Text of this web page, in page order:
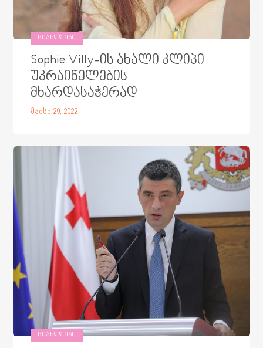
ᲡᲘᲐᲮᲚᲔᲔᲑᲘ
Sophie Villy-ის ახალი კლიპი
უკრაინელების
მხარდასაჭერად
მაისი 29, 2022
ᲡᲘᲐᲮᲚᲔᲔᲑᲘ